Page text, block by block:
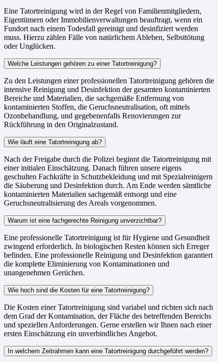
Eine Tatortreinigung wird in der Regel von Familienmitgliedern,
Eigentümern oder Immobilienverwaltungen beauftragt, wenn ein
Fundort nach einem Todesfall gereinigt und desinfiziert werden
muss. Hierzu zählen Fälle von natürlichem Ableben, Selbsttötung
oder Unglücken.
Welche Leistungen gehören zu einer Tatortreinigung?
Zu den Leistungen einer professionellen Tatortreinigung gehören die
intensive Reinigung und Desinfektion der gesamten kontaminierten
Bereiche und Materialien, die sachgemäße Entfernung von
kontaminierten Stoffen, die Geruchsneutralisation, oft mittels
Ozonbehandlung, und gegebenenfalls Renovierungen zur
Rückführung in den Originalzustand.
Wie läuft eine Tatortreinigung ab?
Nach der Freigabe durch die Polizei beginnt die Tatortreinigung mit
einer initialen Einschätzung. Danach führen unsere eigens
geschulten Fachkräfte in Schutzbekleidung und mit Spezialreinigern
die Säuberung und Desinfektion durch. Am Ende werden sämtliche
kontaminierten Materialien sachgemäß entsorgt und eine
Geruchsneutralisierung des Areals vorgenommen.
Warum ist eine fachgerechte Reinigung unverzichtbar?
Eine professionelle Tatortreinigung ist für Hygiene und Gesundheit
zwingend erforderlich. In biologischen Resten können sich Erreger
befinden. Eine professionelle Reinigung und Desinfektion garantiert
die komplette Eliminierung von Kontaminationen und
unangenehmen Gerüchen.
Wie hoch sind die Kosten für eine Tatortreinigung?
Die Kosten einer Tatortreinigung sind variabel und richten sich nach
dem Grad der Kontamination, der Fläche des betreffenden Bereichs
und speziellen Anforderungen. Gerne erstellen wir Ihnen nach einer
ersten Einschätzung ein unverbindliches Angebot.
In welchem Zeitrahmen kann eine Tatortreinigung durchgeführt werden?